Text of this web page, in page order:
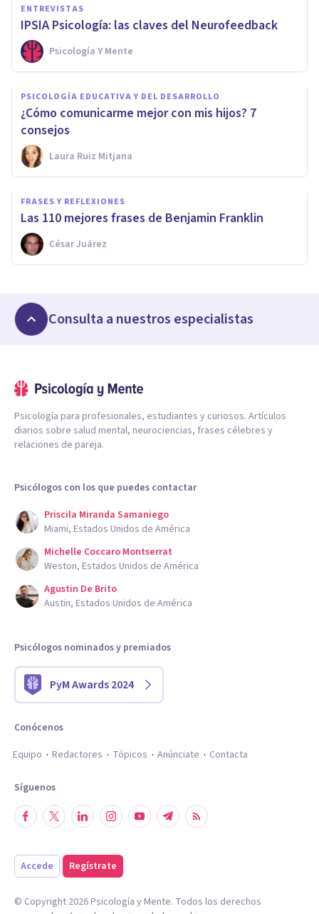
ENTREVISTAS
IPSIA Psicología: las claves del Neurofeedback
Psicología Y Mente
PSICOLOGÍA EDUCATIVA Y DEL DESARROLLO
¿Cómo comunicarme mejor con mis hijos? 7
consejos
Laura Ruiz Mitjana
FRASES Y REFLEXIONES
Las 110 mejores frases de Benjamin Franklin
César Juárez
Consulta a nuestros especialistas
Psicología para profesionales, estudiantes y curiosos. Artículos
diarios sobre salud mental, neurociencias, frases célebres y
relaciones de pareja.
Psicólogos con los que puedes contactar
Priscila Miranda Samaniego
Miami, Estados Unidos de América
Michelle Coccaro Montserrat
Weston, Estados Unidos de América
Agustin De Brito
Austin, Estados Unidos de América
Psicólogos nominados y premiados
PyM Awards 2024
Conócenos
Equipo
Redactores Tópicos Anúnciate Contacta
Síguenos
Accede Regístrate
© Copyright 2026Psicología y Mente. Todos los derechos